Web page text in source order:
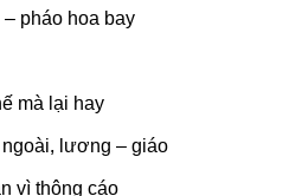
pháo hoa bay
mà lại hay
lương – giáo